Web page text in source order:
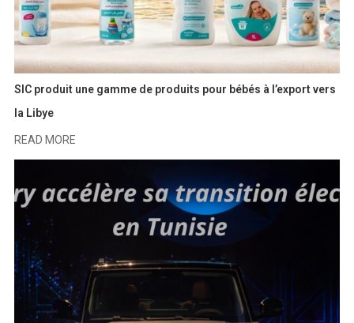
SIC produit une gamme de produits pour bébés à l’export vers
la Libye
READ MORE